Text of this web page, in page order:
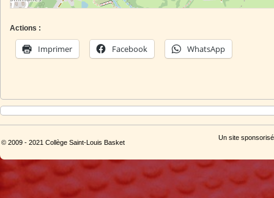
Actions :
Imprimer Facebook WhatsApp
© 2009 - 2021 Collège Saint-Louis Basket
Un site